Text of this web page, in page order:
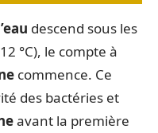
descend sous les
°C), le compte à
commence. Ce
des bactéries et
avant la première